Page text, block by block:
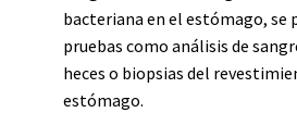
bacteriana en el estómago, se
pruebas como análisis de
heces o biopsias del
estómago.